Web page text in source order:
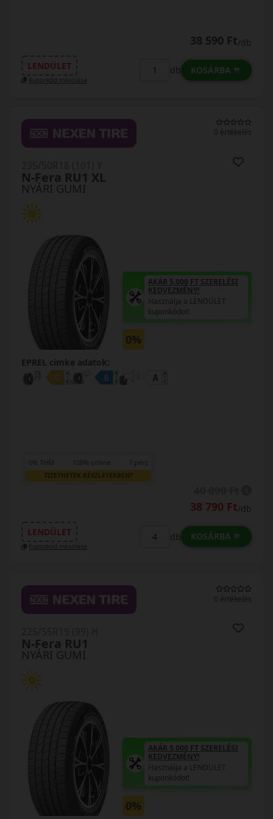
38 590 Ft/db
LENDÜLET
Kuponkód másolása
db KOSÁRBA
0 értékelés
NYÁRI GUMI
N-Fera RU1 XL
AKÁR 5.000 FT SZERELÉSI
KEDVEZMÉNY!
Használja a LENDÜLET
kuponkódot!
0%
EPREL cimke adatok:
0% THM 100% online 7 perc
FIZETHETEK RÉSZLETEKBEN?
38 790 Ft/db
LENDÜLET
Kuponkód másolása
db KOSÁRBA
0 értékelés
NYÁRI GUMI
N-Fera RU1
AKÁR 5.000 FT SZERELÉSI
KEDVEZMÉNY!
Használja a LENDÜLET
kuponkódot!
0%